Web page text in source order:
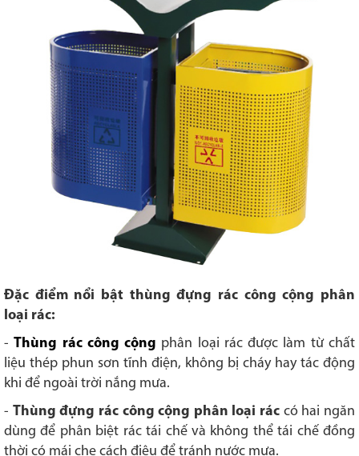
Đặc điểm nổi bật thùng đựng rác công cộng phân
loại rác:
-Thùng rác công cộng phân loại rác được làm từ chất
liệu thép phun sơn tĩnh điện, không bị cháy hay tác động
khi để ngoài trời nắng mưa.
- Thùng đựng rác công cộng phân loại rác có hai ngăn
dùng để phân biệt rác tái chế và không thể tái chế đồng
thời có mái che cách điệu để tránh nước mưa.